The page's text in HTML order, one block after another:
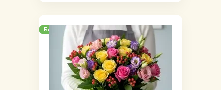
Бесплатная доставка